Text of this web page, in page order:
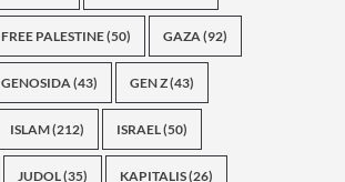
FREE PALESTINE(50) GAZA (92)
GENOSIDA (43) GEN Z(43)
ISLAM(212) ISRAEL(50)
JUDOL(35) KAPITALIS(26)